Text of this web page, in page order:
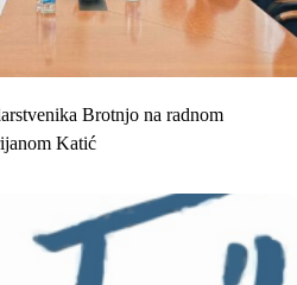
Brotnjo na radnom
Katić